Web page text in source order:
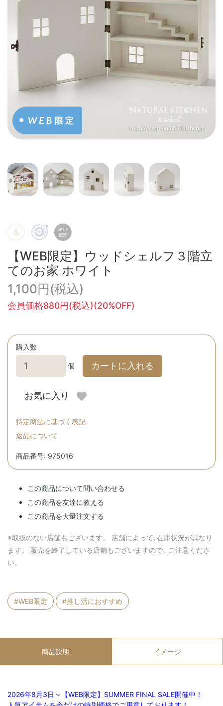
【WEB限定】ウッドシェルフ３階立
てのお家 ホワイト
1,100円(税込)
会員価格880円(税込)(20%OFF)
購入数
個 カートに入れる
お気に入り
特定商法に基づく表記
返品について
商品番号: 975016
この商品について問い合わせる
この商品を友達に教える
この商品を大量注文する
※取扱のない店舗もございます。 店舗によって､在庫状況が異なり
ます。 販売を終了している店舗もございますので､ ご注意くださ
い。
#WEB限定 #推し活におすすめ
商品説明 イメージ
2026年8月3日～【WEB限定】SUMMER FINAL SALE開催中！